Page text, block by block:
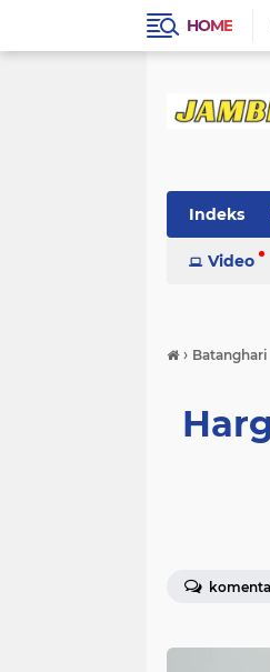
HOME
Indeks
Video
› Batanghari